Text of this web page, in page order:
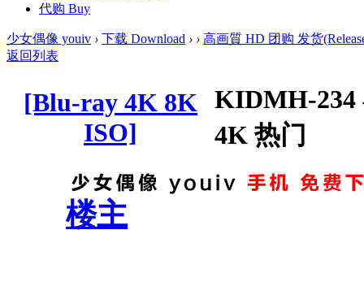
代购 Buy
少女偶像 youiv › 下载 Download › › 高画質 HD 团购 发货
返回列表
[Blu-ray 4K 8K
ISO]
KIDMH-234
4K 热门
楼主